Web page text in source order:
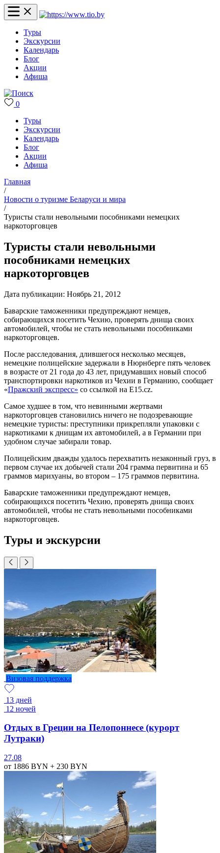
Туры
Экскурсии
Календарь
Блог
Акции
Афиша
0
Туры
Экскурсии
Календарь
Блог
Акции
Афиша
Главная
/
Новости о туризме Беларуси и мира
/
Туристы стали невольными пособниками немецких
наркоторговцев
Туристы стали невольными
пособниками немецких
наркоторговцев
Дата публикации: Ноябрь 21, 2012
Баварские таможенники предупреждают немцев,
собирающихся посетить Чехию, проверять днища своих
автомобилей, чтобы не стать невольными пособниками
наркоторговцев.
После расследования, длившегося несколько месяцев,
немецкие полицейские задержали в Нюрнберге пять человек
в возрасте от 21 года до 43 лет, придумавших новый способ
транспортировки наркотиков из Чехии в Германию, сообщает
«Пражский экспресс» со ссылкой на E15.cz.
Самое худшее в том, что невинными жертвами
наркоторговцев становились ничего не подозревающие
немецкие туристы: преступники прикрепляли упаковки с
наркотиками к днищам их автомобилей, а в Германии при
удобном случае забирали товар.
Полицейским дважды удалось перехватить незаконный груз, в
первом случае их добычей стали 204 грамма первитина и 65
граммов марихуаны, во втором – 175 граммов первитина.
Баварские таможенники предупреждают немцев,
собирающихся посетить Чехию, проверять днища своих
автомобилей, чтобы не стать невольными пособниками
наркоторговцев.
Туры и экскурсии
Визовая поддержка
13 дней
12 ночей
Отдых в Греции на Пелопоннесе (курорт
Лутраки)
27.08
от 1886 BYN + 230 BYN